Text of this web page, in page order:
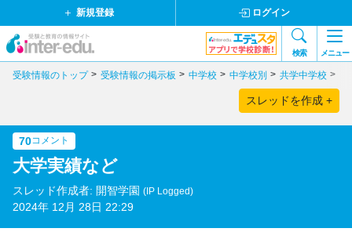
新規登録 ログイン
検索 メニュー
受験情報のトップ 受験情報の掲示板 中学校 中学校別 共学中学校
スレッドを作成 +
70コメント
大学実績など
スレッド作成者: 開智学園 (IP Logged)
2024年 12月 28日 22:29